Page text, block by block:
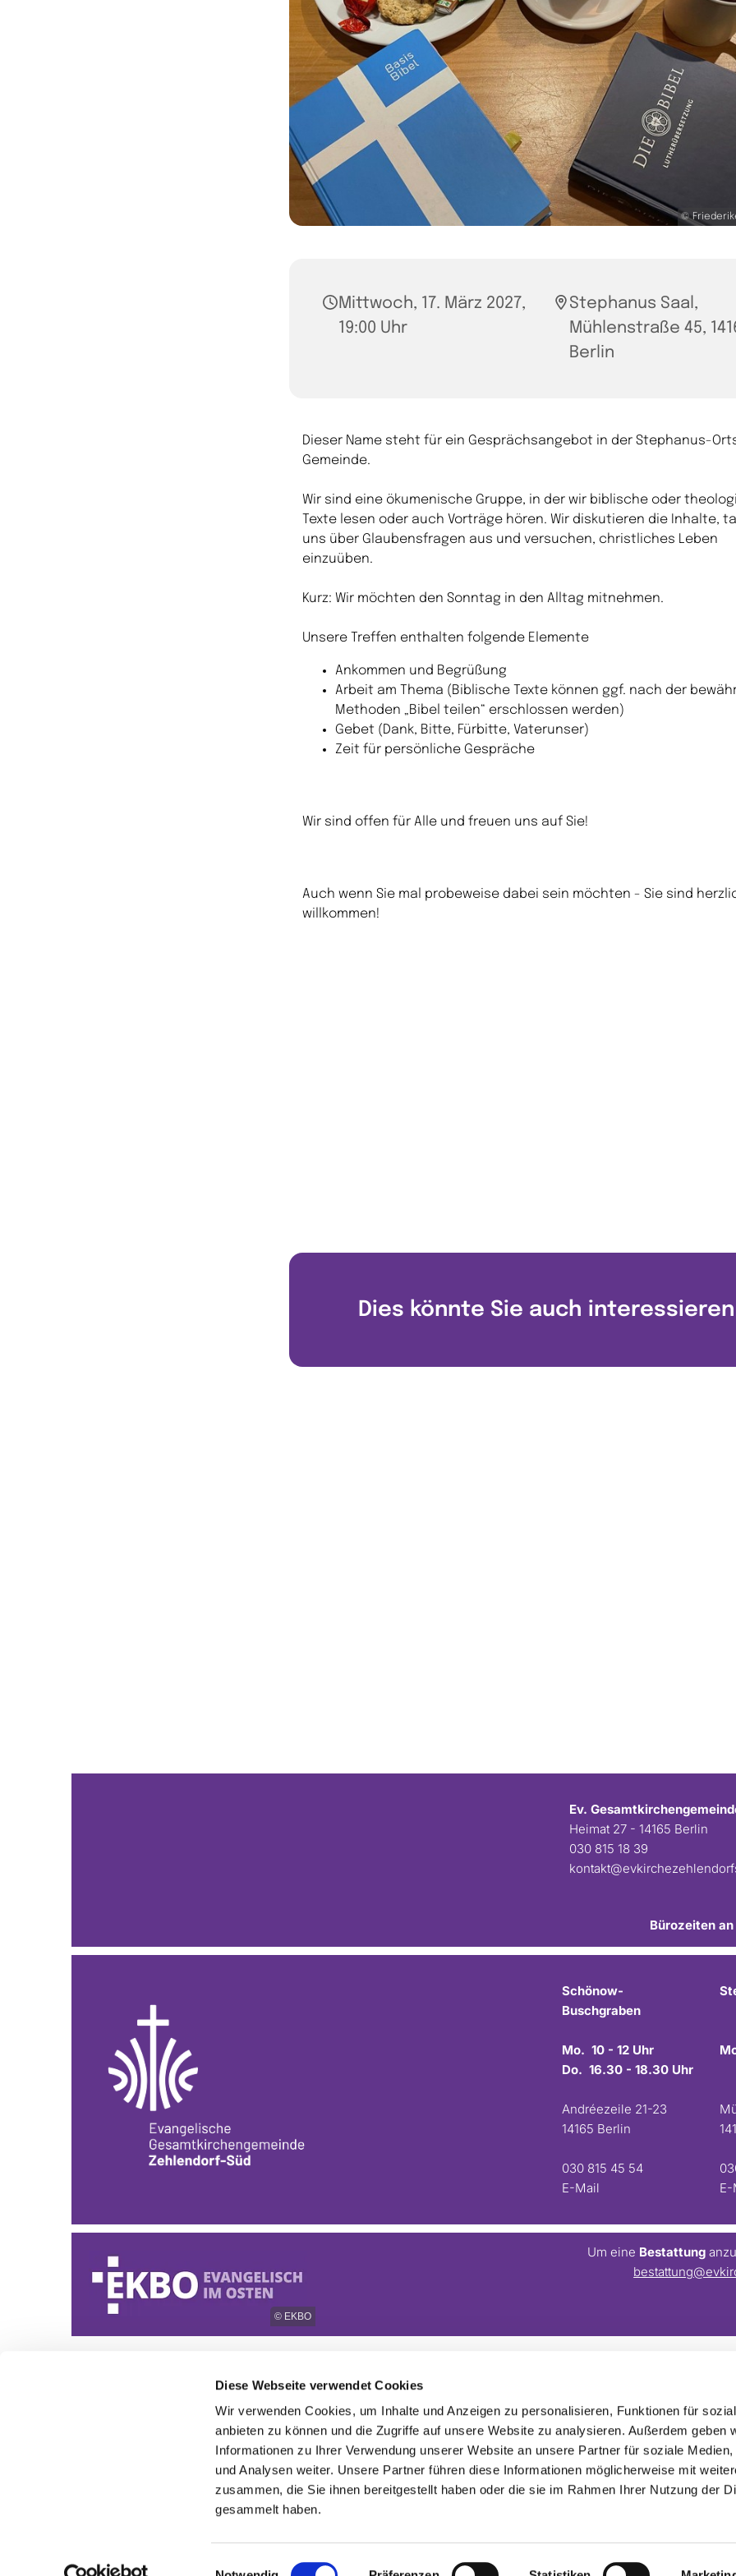
Diese Webseite verwendet Cookies
Wir verwenden Cookies, um Inhalte und Anzeigen zu personalisieren, Funktionen für
anbieten zu können und die Zugriffe auf unsere Website zu analysieren. Außerdem geben
Informationen zu Ihrer Verwendung unserer Website an unsere Partner für soziale Medien,
und Analysen weiter. Unsere Partner führen diese Informationen möglicherweise mit
zusammen, die Sie ihnen bereitgestellt haben oder die sie im Rahmen Ihrer Nutzung der
gesammelt haben.
Einwilligungsauswahl
©
Mittwoch, 17. März 2027,
19:00 Uhr
Stephanus Saal,
Mühlenstraße 45,
Berlin
Dieser Name steht für ein Gesprächsangebot in der Stephanus-
Gemeinde.
Wir sind eine ökumenische Gruppe, in der wir biblische oder
Texte lesen oder auch Vorträge hören. Wir diskutieren die Inhalte,
uns über Glaubensfragen aus und versuchen, christliches Leben
einzuüben.
Kurz: Wir möchten den Sonntag in den Alltag mitnehmen.
Unsere Treffen enthalten folgende Elemente
Ankommen und Begrüßung
Arbeit am Thema (Biblische Texte können ggf. nach der
Methoden „Bibel teilen“ erschlossen werden)
Gebet (Dank, Bitte, Fürbitte, Vaterunser)
Zeit für persönliche Gespräche
Wir sind offen für Alle und freuen uns auf Sie!
Auch wenn Sie mal probeweise dabei sein möchten - Sie sind
willkommen!
Dies könnte Sie auch interessieren
Ev.
Heimat 27 - 14165 Berlin
030 815 18 39
Bürozeiten
Schönow-
Buschgraben
Mo. 10 - 12 Uhr
Do. 16.30 - 18.30 Uhr
Andréezeile 21-23
14165 Berlin
030 815 45 54
E-Mail
E-
© EKBO
Um eine Bestattung
Webmaster: webseite@evkirchezehlendorfsued.de